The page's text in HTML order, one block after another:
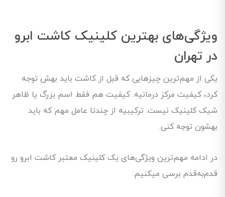
ویژگی‌های بهترین کلینیک کاشت ابرو
در تهران
یکی از مهم‌ترین چیزهایی که قبل از کاشت باید بهش توجه
کرد، کیفیت مرکز درمانیه. کیفیت هم فقط اسم بزرگ یا ظاهر
شیک کلینیک نیست. ترکیبیه از چندتا عامل مهم که باید
بهشون توجه کنی.
در ادامه مهم‌ترین ویژگی‌های یک کلینیک معتبر کاشت ابرو رو
قدم‌به‌قدم برسی میکنیم: